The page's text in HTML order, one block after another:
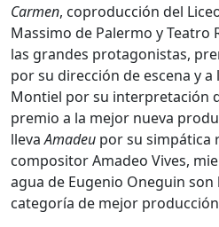
Carmen, coproducción del
Massimo de Palermo y Teatro
las grandes protagonistas,
por su dirección de escena y a
Montiel por su interpretación
premio a la mejor nueva
llevaAmadeu por su simpática
compositor Amadeo Vives,
agua de Eugenio Oneguin
categoría de mejor